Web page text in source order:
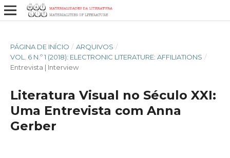
PÁGINA DE INÍCIO / ARQUIVOS /
VOL. 6 N.º 1 (2018): ELECTRONIC LITERATURE: AFFILIATIONS /
Entrevista | Interview
Literatura Visual no Século XXI:
Uma Entrevista com Anna
Gerber